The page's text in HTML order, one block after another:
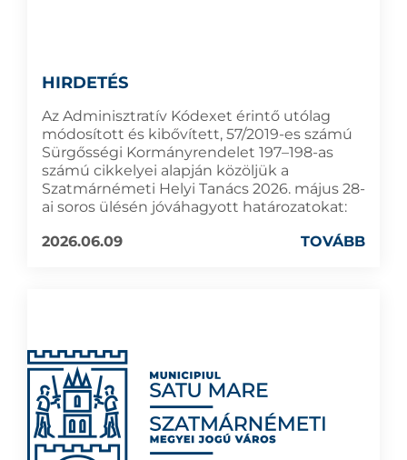
HIRDETÉS
Az Adminisztratív Kódexet érintő utólag
módosított és kibővített, 57/2019-es számú
Sürgősségi Kormányrendelet 197–198-as
számú cikkelyei alapján közöljük a
Szatmárnémeti Helyi Tanács 2026. május 28-
ai soros ülésén jóváhagyott határozatokat:
2026.06.09
TOVÁBB